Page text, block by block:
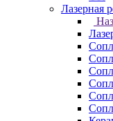
Лазерная